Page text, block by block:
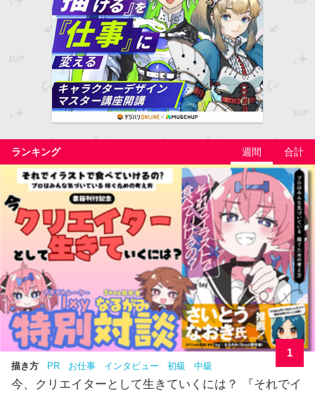
ランキング 週間 合計
描き方 PR お仕事 インタビュー 初級 中級
今、クリエイターとして生きていくには？ 『それでイ
1